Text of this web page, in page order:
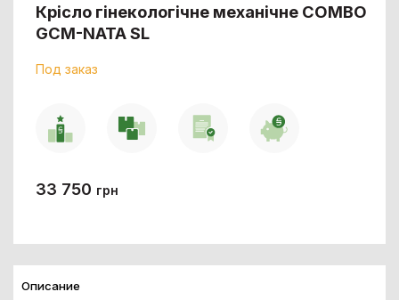
Крісло гінекологічне механічне COMBO
GCM-NATA SL
Под заказ
33 750 грн
Описание